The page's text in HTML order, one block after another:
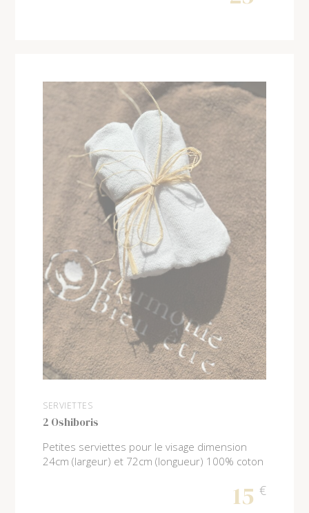
SERVIETTES
2 Oshiboris
Petites serviettes pour le visage dimension
24cm (largeur) et 72cm (longueur) 100% coton
15 €